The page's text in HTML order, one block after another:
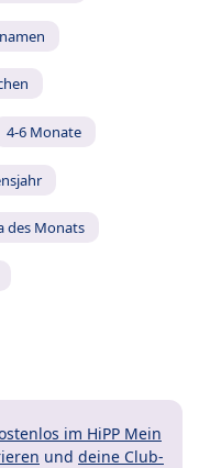
4-6 Monate
des Monats
im HiPP Mein
und deine Club-